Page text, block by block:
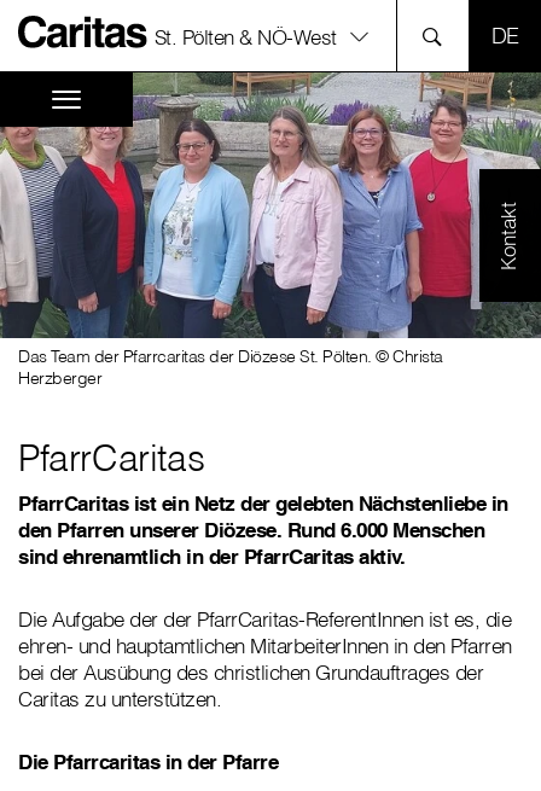
St. Pölten & NÖ-West
Kontakt
Das Team der Pfarrcaritas der Diözese St. Pölten. © Christa
Herzberger
PfarrCaritas
PfarrCaritas ist ein Netz der gelebten Nächstenliebe in
den Pfarren unserer Diözese. Rund 6.000 Menschen
sind ehrenamtlich in der PfarrCaritas aktiv.
Die Aufgabe der der PfarrCaritas-ReferentInnen ist es, die
ehren- und hauptamtlichen MitarbeiterInnen in den Pfarren
bei der Ausübung des christlichen Grundauftrages der
Caritas zu unterstützen.
Die Pfarrcaritas in der Pfarre